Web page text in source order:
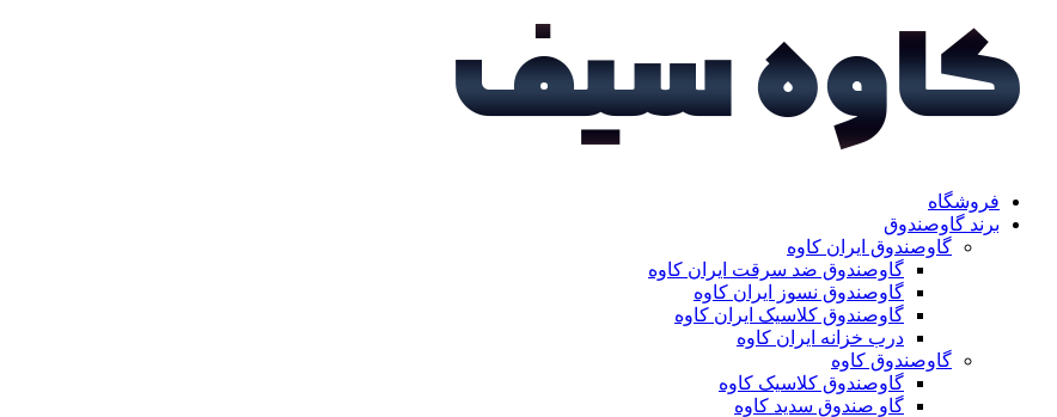
فروشگاه
برند گاوصندوق
گاوصندوق ایران کاوه
گاوصندوق ضد سرقت ایران کاوه
گاوصندوق نسوز ایران کاوه
گاوصندوق کلاسیک ایران کاوه
درب خزانه ایران کاوه
گاوصندوق کاوه
گاوصندوق کلاسیک کاوه
گاو صندوق سدید کاوه